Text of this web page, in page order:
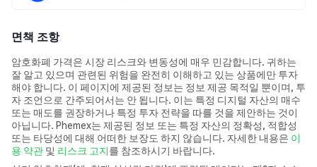
면책 조항
암호화폐 가격은 시장 리스크와 변동성에 매우 민감합니다. 귀하는
잘 알고 있으며 관련된 위험을 완전히 이해하고 있는 상품에만 투자
해야 합니다. 이 페이지에 제공된 정보는 정보 제공 목적일 뿐이며, 투
자 조언으로 간주되어서는 안 됩니다. 이는 특정 디지털 자산의 매수
또는 매도를 권장하거나 특정 투자 전략을 따를 것을 제안하는 것이
아닙니다. Phemex는 제공된 정보 또는 특정 자산의 정확성, 적합성
또는 타당성에 대해 어떠한 보장도 하지 않습니다. 자세한 내용은 이
용 약관 및 리스크 고지를 참조하시기 바랍니다.